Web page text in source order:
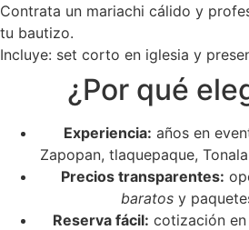
Contrata un mariachi cálido y
tu bautizo.
Incluye: set corto en iglesia y
¿Por qué
Experiencia: años en
Zapopan, tlaquepaque,
Precios transparentes:
baratos y
Reserva fácil: cotización